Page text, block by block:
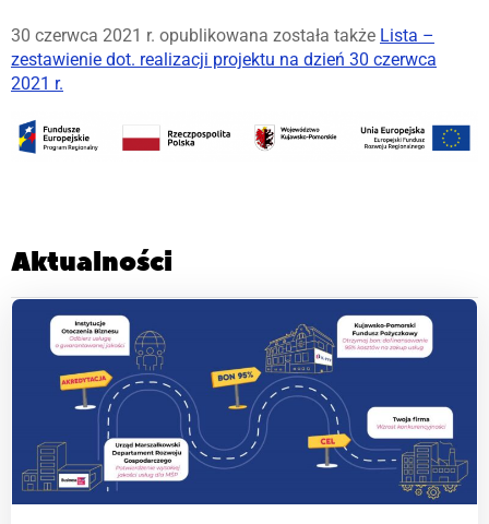
30 czerwca 2021 r. opublikowana została także Lista –
zestawienie dot. realizacji projektu na dzień 30 czerwca
2021 r.
Aktualności